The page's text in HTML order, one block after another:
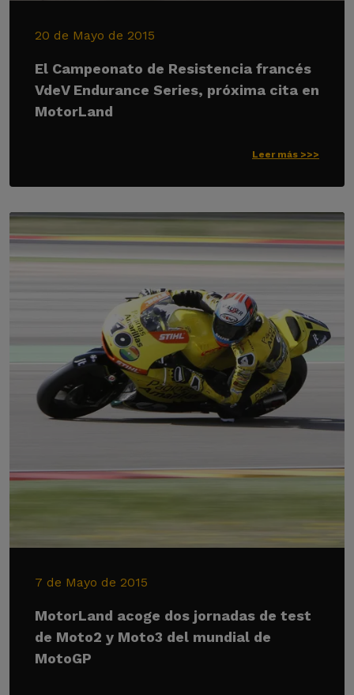
20 de Mayo de 2015
El Campeonato de Resistencia francés
VdeV Endurance Series, próxima cita en
MotorLand
Leer más >>>
7 de Mayo de 2015
MotorLand acoge dos jornadas de test
de Moto2 y Moto3 del mundial de
MotoGP